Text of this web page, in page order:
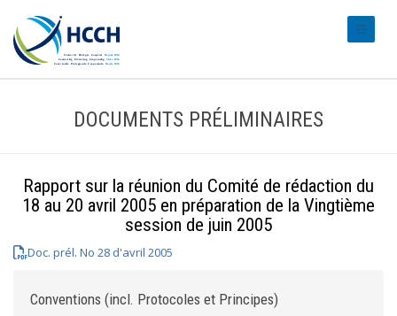
DOCUMENTS PRÉLIMINAIRES
Rapport sur la réunion du Comité de rédaction du
18 au 20 avril 2005 en préparation de la Vingtième
session de juin 2005
Doc. prél. No 28 d'avril 2005
Conventions (incl. Protocoles et Principes)